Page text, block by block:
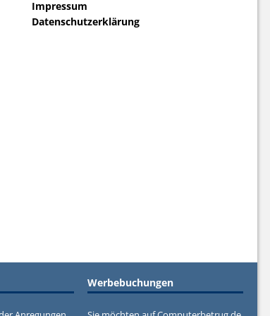
Impressum
Datenschutzerklärung
Werbebuchungen